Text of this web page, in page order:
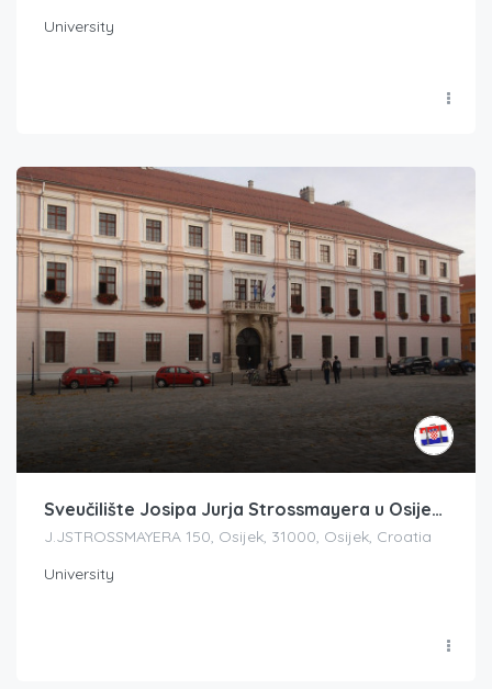
University
Sveučilište Josipa Jurja Strossmayera u Osijeku
J.JSTROSSMAYERA 150, Osijek, 31000, Osijek, Croatia
University